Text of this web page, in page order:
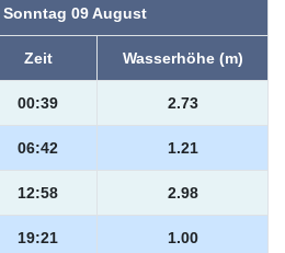
09 August
Zeit Wasserhöhe (m)
00:39 2.73
06:42 1.21
12:58 2.98
19:21 1.00